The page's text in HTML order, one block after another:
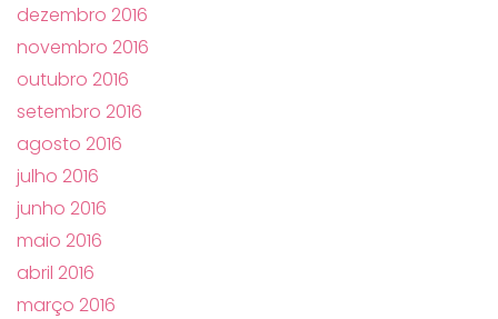
dezembro 2016
novembro 2016
outubro 2016
setembro 2016
agosto 2016
julho 2016
junho 2016
maio 2016
abril 2016
março 2016